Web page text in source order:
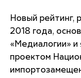
Новый рейтинг,
2018 года,
«Медиалогии» и
проектом